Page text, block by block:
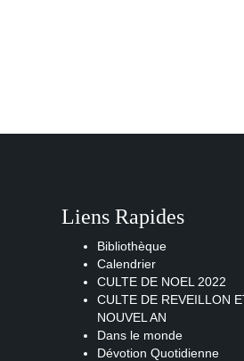
Liens Rapides
Bibliothèque
Calendrier
CULTE DE NOEL 2022
CULTE DE REVEILLON
NOUVEL AN
Dans le monde
Dévotion Quotidienne